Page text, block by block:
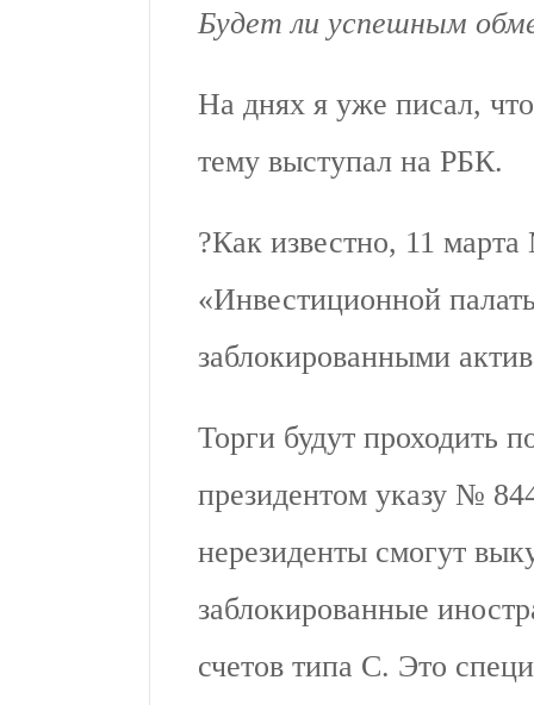
Будет ли успешным
На днях я уже писал,
тему выступал на РБК.
?Как известно, 11
«Инвестиционной
заблокированными
Торги будут проходить
президентом указу №
нерезиденты смогут
заблокированные
счетов типа С. Это